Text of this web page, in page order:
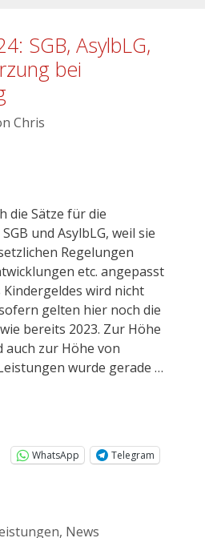
SGB, AsylbLG,
bei
Chris
die Sätze für die
und AsylbLG, weil sie
Regelungen
etc. angepasst
wird nicht
gelten hier noch die
bereits 2023. Zur Höhe
auch zur Höhe von
wurde gerade …
WhatsApp
Telegram
, News